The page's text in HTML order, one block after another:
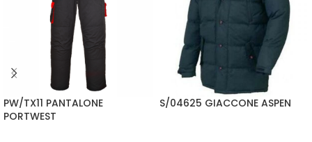
PW/TX11 PANTALONE
PORTWEST
S/04625 GIACCONE ASPEN